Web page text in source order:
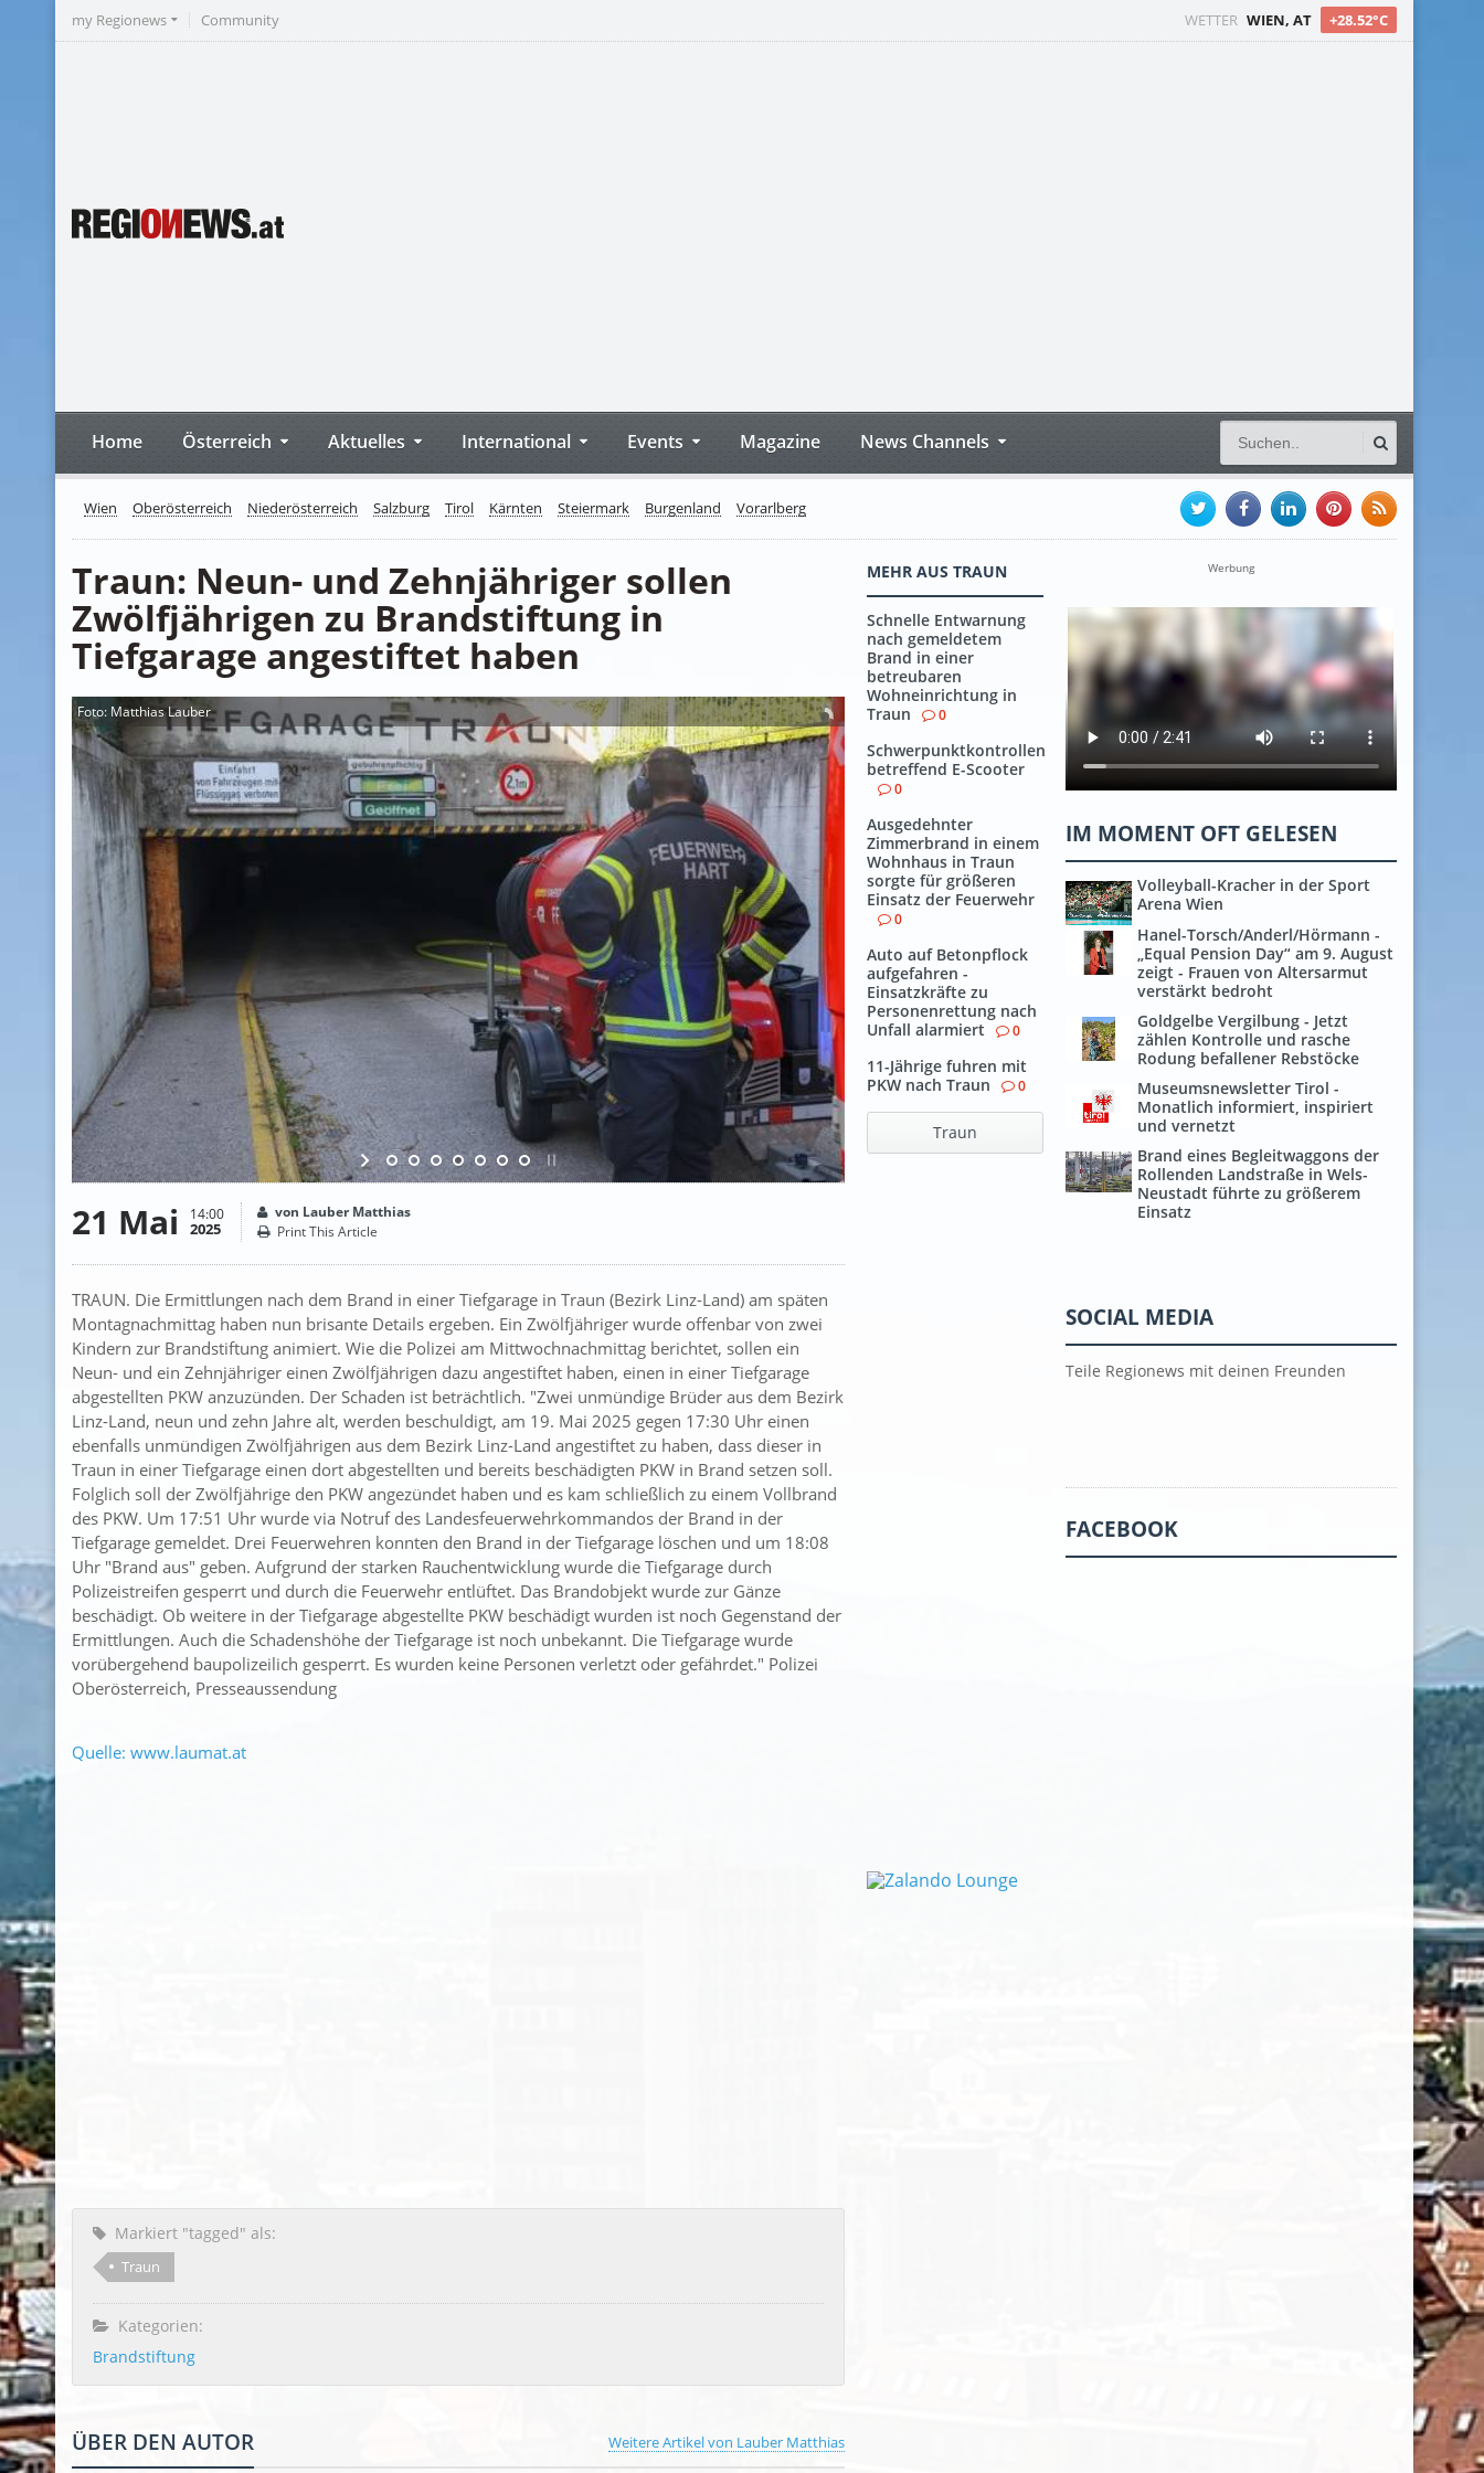
WETTER WIEN, AT +28.52°C
my Regionews Community
Home Österreich Aktuelles International Events Magazine News Channels
Wien Oberösterreich Niederösterreich Salzburg Tirol Kärnten Steiermark Burgenland Vorarlberg
Traun: Neun- und Zehnjähriger sollen
Zwölfjährigen zu Brandstiftung in
Tiefgarage angestiftet haben
Foto: Matthias Lauber
21 Mai 14:00
2025
von Lauber Matthias
Print This Article
TRAUN. Die Ermittlungen nach dem Brand in einer Tiefgarage in Traun (Bezirk Linz-Land) am späten
Montagnachmittag haben nun brisante Details ergeben. Ein Zwölfjähriger wurde offenbar von zwei
Kindern zur Brandstiftung animiert. Wie die Polizei am Mittwochnachmittag berichtet, sollen ein
Neun- und ein Zehnjähriger einen Zwölfjährigen dazu angestiftet haben, einen in einer Tiefgarage
abgestellten PKW anzuzünden. Der Schaden ist beträchtlich. "Zwei unmündige Brüder aus dem Bezirk
Linz-Land, neun und zehn Jahre alt, werden beschuldigt, am 19. Mai 2025 gegen 17:30 Uhr einen
ebenfalls unmündigen Zwölfjährigen aus dem Bezirk Linz-Land angestiftet zu haben, dass dieser in
Traun in einer Tiefgarage einen dort abgestellten und bereits beschädigten PKW in Brand setzen soll.
Folglich soll der Zwölfjährige den PKW angezündet haben und es kam schließlich zu einem Vollbrand
des PKW. Um 17:51 Uhr wurde via Notruf des Landesfeuerwehrkommandos der Brand in der
Tiefgarage gemeldet. Drei Feuerwehren konnten den Brand in der Tiefgarage löschen und um 18:08
Uhr "Brand aus" geben. Aufgrund der starken Rauchentwicklung wurde die Tiefgarage durch
Polizeistreifen gesperrt und durch die Feuerwehr entlüftet. Das Brandobjekt wurde zur Gänze
beschädigt. Ob weitere in der Tiefgarage abgestellte PKW beschädigt wurden ist noch Gegenstand der
Ermittlungen. Auch die Schadenshöhe der Tiefgarage ist noch unbekannt. Die Tiefgarage wurde
vorübergehend baupolizeilich gesperrt. Es wurden keine Personen verletzt oder gefährdet." Polizei
Oberösterreich, Presseaussendung
Quelle: www.laumat.at
Markiert "tagged" als:
Traun
Kategorien:
Brandstiftung
Weitere Artikel von Lauber Matthias
ÜBER DEN AUTOR
MEHR AUS TRAUN
Schnelle Entwarnung
nach gemeldetem
Brand in einer
betreubaren
Wohneinrichtung in
Traun
0
Schwerpunktkontrollen
betreffend E-Scooter
0
Ausgedehnter
Zimmerbrand in einem
Wohnhaus in Traun
sorgte für größeren
Einsatz der Feuerwehr
0
Auto auf Betonpflock
aufgefahren -
Einsatzkräfte zu
Personenrettung nach
Unfall alarmiert
0
11-Jährige fuhren mit
PKW nach Traun
0
Traun
Werbung
IM MOMENT OFT GELESEN
Volleyball-Kracher in der Sport
Arena Wien
Hanel-Torsch/Anderl/Hörmann -
„Equal Pension Day“ am 9. August
zeigt - Frauen von Altersarmut
verstärkt bedroht
Goldgelbe Vergilbung - Jetzt
zählen Kontrolle und rasche
Rodung befallener Rebstöcke
Museumsnewsletter Tirol -
Monatlich informiert, inspiriert
und vernetzt
Brand eines Begleitwaggons der
Rollenden Landstraße in Wels-
Neustadt führte zu größerem
Einsatz
SOCIAL MEDIA
Teile Regionews mit deinen Freunden
FACEBOOK